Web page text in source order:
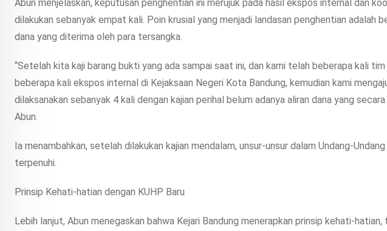
Abun menjelaskan, keputusan penghentian ini merujuk pada hasil ekspos internal dan
dilakukan sebanyak empat kali. Poin krusial yang menjadi landasan penghentian adalah
dana yang diterima oleh para tersangka.
“Setelah kita kaji barang bukti yang ada sampai saat ini, dan kami telah beberapa kali
beberapa kali ekspos internal di Kejaksaan Negeri Kota Bandung, kemudian kami
dilaksanakan sebanyak 4 kali dengan kajian perihal belum adanya aliran dana yang
Abun.
Ia menambahkan, setelah dilakukan kajian mendalam, unsur-unsur dalam Undang-
terpenuhi.
Prinsip Kehati-hatian dengan KUHP Baru
Lebih lanjut, Abun menegaskan bahwa Kejari Bandung menerapkan prinsip kehati-